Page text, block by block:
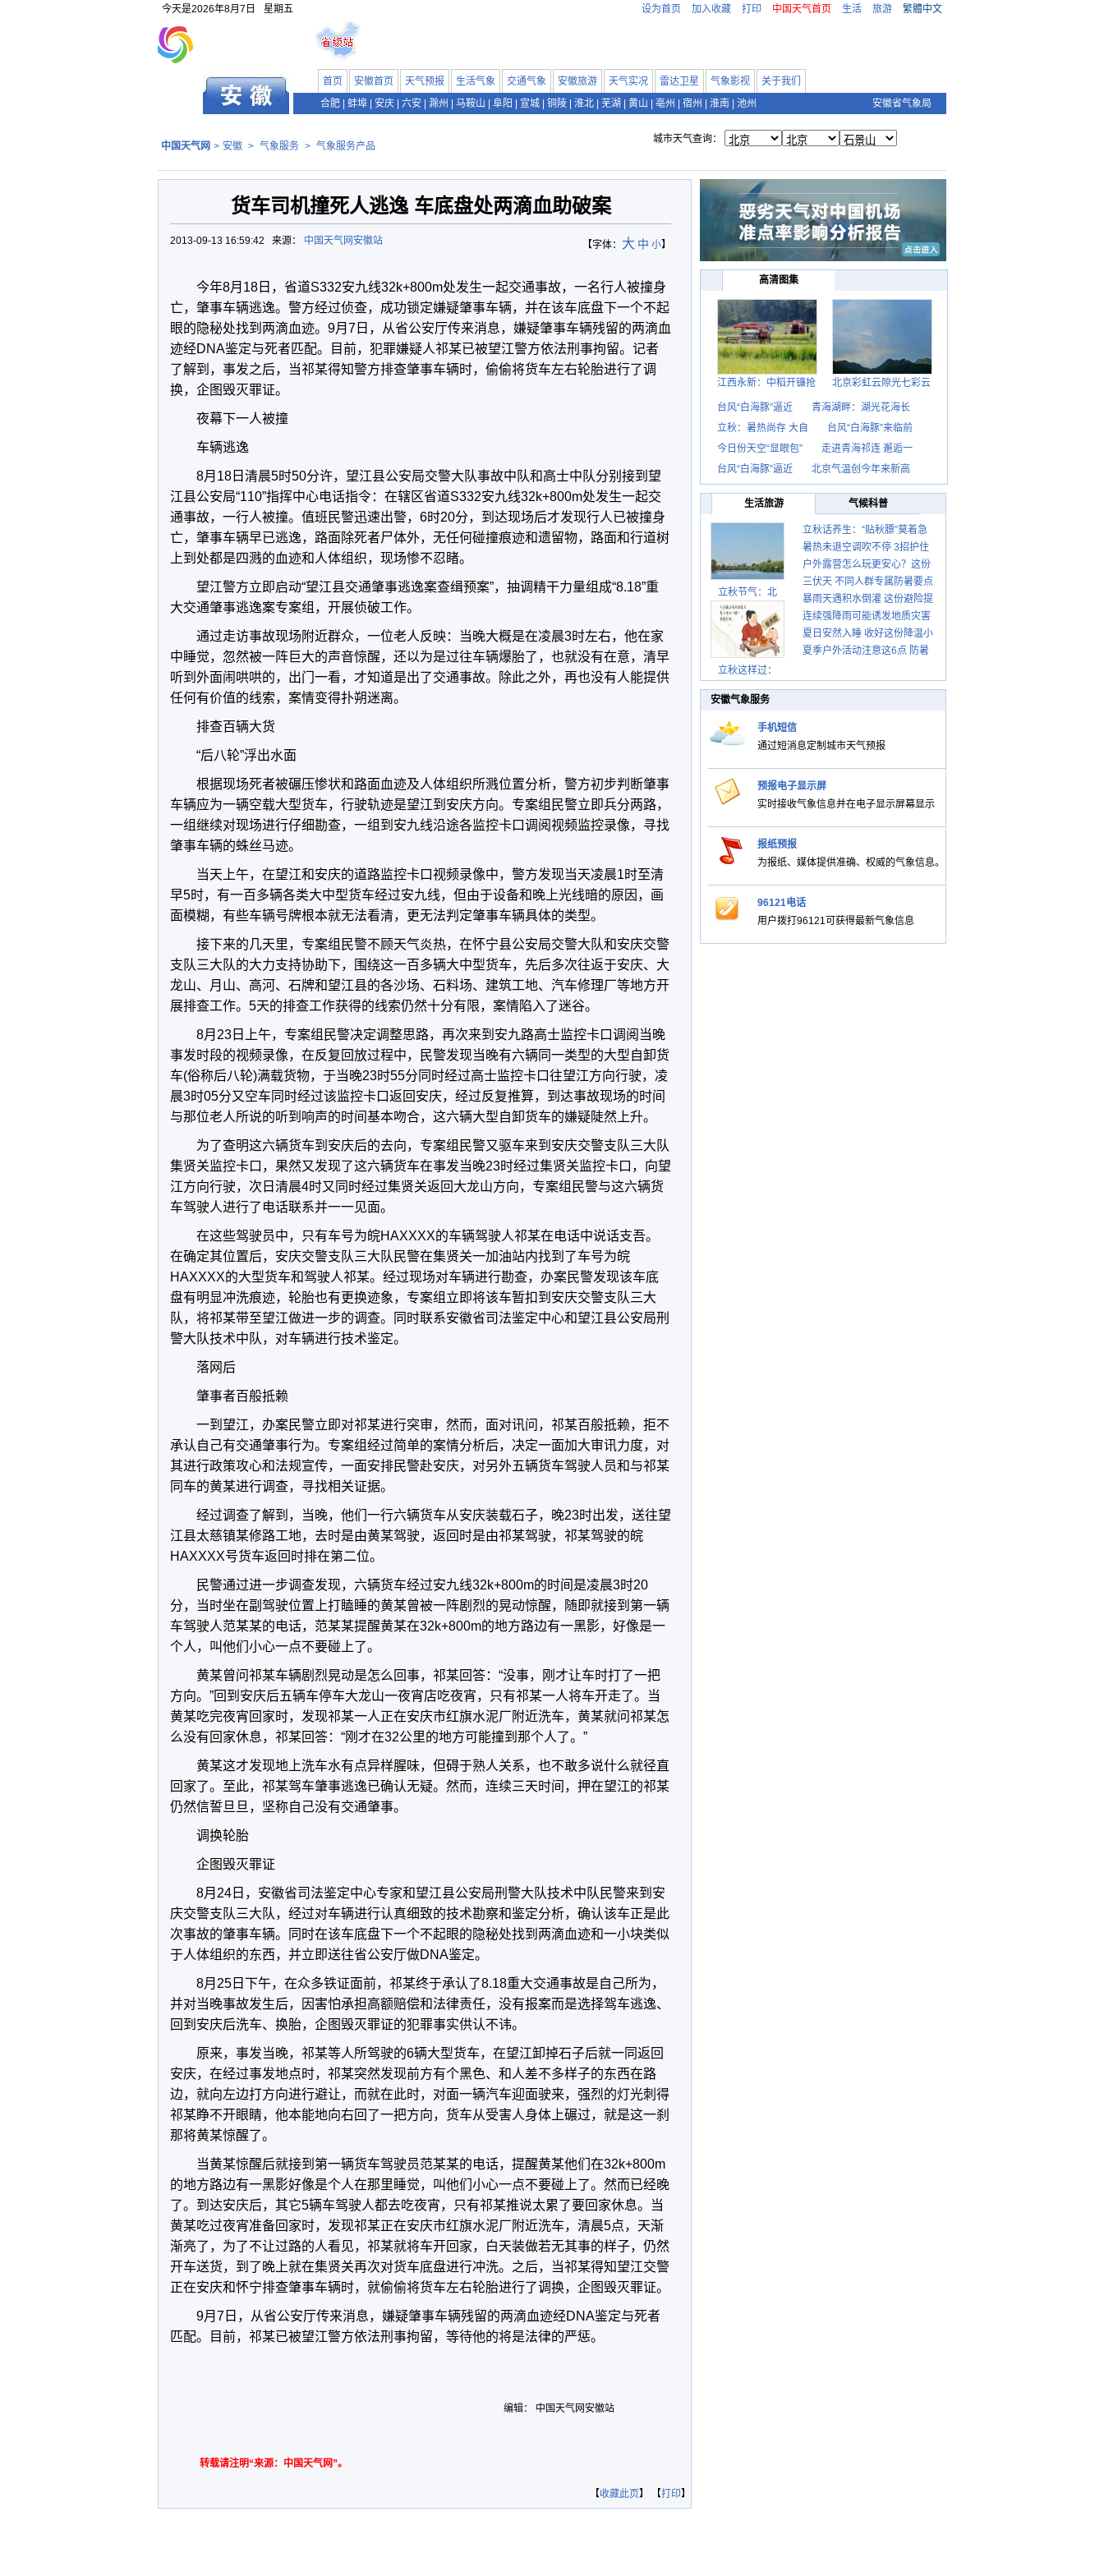
今天是2026年8月7日 星期五 设为首页 加入收藏 打印 中国天气首页 生活 旅游 繁體中文
首页 安徽首页 天气预报 生活气象 交通气象 安徽旅游 天气实况 雷达卫星 气象影视
关于我们
合肥
蚌埠 安庆 六安 滁州 马鞍山 阜阳 宣城 铜陵 淮北 芜湖 黄山 亳州 宿州 淮南 池州 安徽省气象局
中国天气网 > 安徽 > 气象服务 > 气象服务产品
城市天气查询：
货车司机撞死人逃逸 车底盘处两滴血助破案
【字体： 大 中 小】
2013-09-13 16:59:42 来源： 中国天气网安徽站
今年8月18日，省道S332安九线32k+800m处发生一起交通事故，一名行人被撞身
亡，肇事车辆逃逸。警方经过侦查，成功锁定嫌疑肇事车辆，并在该车底盘下一个不起
眼的隐秘处找到两滴血迹。9月7日，从省公安厅传来消息，嫌疑肇事车辆残留的两滴血
迹经DNA鉴定与死者匹配。目前，犯罪嫌疑人祁某已被望江警方依法刑事拘留。记者
了解到，事发之后，当祁某得知警方排查肇事车辆时，偷偷将货车左右轮胎进行了调
换，企图毁灭罪证。
夜幕下一人被撞
车辆逃逸
8月18日清晨5时50分许，望江县公安局交警大队事故中队和高士中队分别接到望
江县公安局“110”指挥中心电话指令：在辖区省道S332安九线32k+800m处发生一起交
通事故，一行人被撞。值班民警迅速出警，6时20分，到达现场后才发现行人已被撞身
亡，肇事车辆早已逃逸，路面除死者尸体外，无任何碰撞痕迹和遗留物，路面和行道树
上到处都是四溅的血迹和人体组织，现场惨不忍睹。
望江警方立即启动“望江县交通肇事逃逸案查缉预案”，抽调精干力量组成“8.18”重
大交通肇事逃逸案专案组，开展侦破工作。
通过走访事故现场附近群众，一位老人反映：当晚大概是在凌晨3时左右，他在家
中睡觉，忽然被一阵巨大的声音惊醒，还以为是过往车辆爆胎了，也就没有在意，清早
听到外面闹哄哄的，出门一看，才知道是出了交通事故。除此之外，再也没有人能提供
任何有价值的线索，案情变得扑朔迷离。
排查百辆大货
“后八轮”浮出水面
根据现场死者被碾压惨状和路面血迹及人体组织所溅位置分析，警方初步判断肇事
车辆应为一辆空载大型货车，行驶轨迹是望江到安庆方向。专案组民警立即兵分两路，
一组继续对现场进行仔细勘查，一组到安九线沿途各监控卡口调阅视频监控录像，寻找
肇事车辆的蛛丝马迹。
当天上午，在望江和安庆的道路监控卡口视频录像中，警方发现当天凌晨1时至清
早5时，有一百多辆各类大中型货车经过安九线，但由于设备和晚上光线暗的原因，画
面模糊，有些车辆号牌根本就无法看清，更无法判定肇事车辆具体的类型。
接下来的几天里，专案组民警不顾天气炎热，在怀宁县公安局交警大队和安庆交警
支队三大队的大力支持协助下，围绕这一百多辆大中型货车，先后多次往返于安庆、大
龙山、月山、高河、石牌和望江县的各沙场、石料场、建筑工地、汽车修理厂等地方开
展排查工作。5天的排查工作获得的线索仍然十分有限，案情陷入了迷谷。
8月23日上午，专案组民警决定调整思路，再次来到安九路高士监控卡口调阅当晚
事发时段的视频录像，在反复回放过程中，民警发现当晚有六辆同一类型的大型自卸货
车(俗称后八轮)满载货物，于当晚23时55分同时经过高士监控卡口往望江方向行驶，凌
晨3时05分又空车同时经过该监控卡口返回安庆，经过反复推算，到达事故现场的时间
与那位老人所说的听到响声的时间基本吻合，这六辆大型自卸货车的嫌疑陡然上升。
为了查明这六辆货车到安庆后的去向，专案组民警又驱车来到安庆交警支队三大队
集贤关监控卡口，果然又发现了这六辆货车在事发当晚23时经过集贤关监控卡口，向望
江方向行驶，次日清晨4时又同时经过集贤关返回大龙山方向，专案组民警与这六辆货
车驾驶人进行了电话联系并一一见面。
在这些驾驶员中，只有车号为皖HAXXXX的车辆驾驶人祁某在电话中说话支吾。
在确定其位置后，安庆交警支队三大队民警在集贤关一加油站内找到了车号为皖
HAXXXX的大型货车和驾驶人祁某。经过现场对车辆进行勘查，办案民警发现该车底
盘有明显冲洗痕迹，轮胎也有更换迹象，专案组立即将该车暂扣到安庆交警支队三大
队，将祁某带至望江做进一步的调查。同时联系安徽省司法鉴定中心和望江县公安局刑
警大队技术中队，对车辆进行技术鉴定。
落网后
肇事者百般抵赖
一到望江，办案民警立即对祁某进行突审，然而，面对讯问，祁某百般抵赖，拒不
承认自己有交通肇事行为。专案组经过简单的案情分析后，决定一面加大审讯力度，对
其进行政策攻心和法规宣传，一面安排民警赴安庆，对另外五辆货车驾驶人员和与祁某
同车的黄某进行调查，寻找相关证据。
经过调查了解到，当晚，他们一行六辆货车从安庆装载石子，晚23时出发，送往望
江县太慈镇某修路工地，去时是由黄某驾驶，返回时是由祁某驾驶，祁某驾驶的皖
HAXXXX号货车返回时排在第二位。
民警通过进一步调查发现，六辆货车经过安九线32k+800m的时间是凌晨3时20
分，当时坐在副驾驶位置上打瞌睡的黄某曾被一阵剧烈的晃动惊醒，随即就接到第一辆
车驾驶人范某某的电话，范某某提醒黄某在32k+800m的地方路边有一黑影，好像是一
个人，叫他们小心一点不要碰上了。
黄某曾问祁某车辆剧烈晃动是怎么回事，祁某回答：“没事，刚才让车时打了一把
方向。”回到安庆后五辆车停车大龙山一夜宵店吃夜宵，只有祁某一人将车开走了。当
黄某吃完夜宵回家时，发现祁某一人正在安庆市红旗水泥厂附近洗车，黄某就问祁某怎
么没有回家休息，祁某回答：“刚才在32公里的地方可能撞到那个人了。”
黄某这才发现地上洗车水有点异样腥味，但碍于熟人关系，也不敢多说什么就径直
回家了。至此，祁某驾车肇事逃逸已确认无疑。然而，连续三天时间，押在望江的祁某
仍然信誓旦旦，坚称自己没有交通肇事。
调换轮胎
企图毁灭罪证
8月24日，安徽省司法鉴定中心专家和望江县公安局刑警大队技术中队民警来到安
庆交警支队三大队，经过对车辆进行认真细致的技术勘察和鉴定分析，确认该车正是此
次事故的肇事车辆。同时在该车底盘下一个不起眼的隐秘处找到两滴血迹和一小块类似
于人体组织的东西，并立即送往省公安厅做DNA鉴定。
8月25日下午，在众多铁证面前，祁某终于承认了8.18重大交通事故是自己所为，
并对当晚事故发生后，因害怕承担高额赔偿和法律责任，没有报案而是选择驾车逃逸、
回到安庆后洗车、换胎，企图毁灭罪证的犯罪事实供认不讳。
原来，事发当晚，祁某等人所驾驶的6辆大型货车，在望江卸掉石子后就一同返回
安庆，在经过事发地点时，祁某突然发现前方有个黑色、和人差不多样子的东西在路
边，就向左边打方向进行避让，而就在此时，对面一辆汽车迎面驶来，强烈的灯光刺得
祁某睁不开眼睛，他本能地向右回了一把方向，货车从受害人身体上碾过，就是这一刹
那将黄某惊醒了。
当黄某惊醒后就接到第一辆货车驾驶员范某某的电话，提醒黄某他们在32k+800m
的地方路边有一黑影好像是个人在那里睡觉，叫他们小心一点不要碰上了。然而已经晚
了。到达安庆后，其它5辆车驾驶人都去吃夜宵，只有祁某推说太累了要回家休息。当
黄某吃过夜宵准备回家时，发现祁某正在安庆市红旗水泥厂附近洗车，清晨5点，天渐
渐亮了，为了不让过路的人看见，祁某就将车开回家，白天装做若无其事的样子，仍然
开车送货，到了晚上就在集贤关再次对货车底盘进行冲洗。之后，当祁某得知望江交警
正在安庆和怀宁排查肇事车辆时，就偷偷将货车左右轮胎进行了调换，企图毁灭罪证。
9月7日，从省公安厅传来消息，嫌疑肇事车辆残留的两滴血迹经DNA鉴定与死者
匹配。目前，祁某已被望江警方依法刑事拘留，等待他的将是法律的严惩。
编辑： 中国天气网安徽站
转载请注明“来源：中国天气网”。
【收藏此页】 【打印】
高清图集
江西永新：中稻开镰抢 北京彩虹云隙光七彩云
台风“白海豚”逼近
青海湖畔：湖光花海长
立秋：暑热尚存 大自
台风“白海豚”来临前
今日份天空“显眼包”
走进青海祁连 邂逅一
台风“白海豚”逼近
北京气温创今年来新高
生活旅游 气候科普
立秋节气：北
立秋这样过：
立秋话养生：“贴秋膘”莫着急
先清暑再防燥
暑热未退空调吹不停 3招护住
肩颈不酸痛
户外露营怎么玩更安心？这份
攻略请收好
三伏天 不同人群专属防暑要点
请收好
暴雨天遇积水倒灌 这份避险提
示请收好
连续强降雨可能诱发地质灾害
这些前兆要知道
夏日安然入睡 收好这份降温小
贴士
夏季户外活动注意这6点 防暑
安徽气象服务
手机短信
通过短消息定制城市天气预报
预报电子显示屏
实时接收气象信息并在电子显示屏幕显示
报纸预报
为报纸、媒体提供准确、权威的气象信息。
96121电话
用户拨打96121可获得最新气象信息